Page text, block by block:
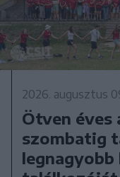
2026. augusztus
Ötven éves
szombatig